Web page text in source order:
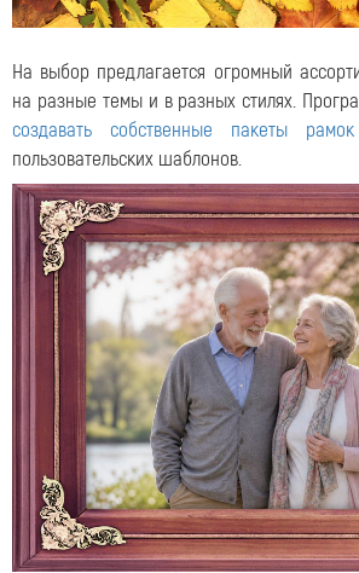
На выбор предлагается огромный
на разные темы и в разных стилях.
создавать собственные пакеты рамок
пользовательских шаблонов.